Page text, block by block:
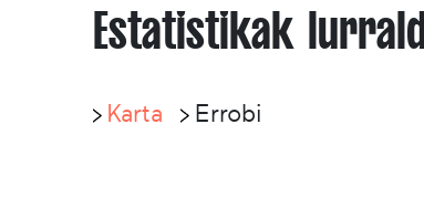
Estatistikak
Karta Errobi